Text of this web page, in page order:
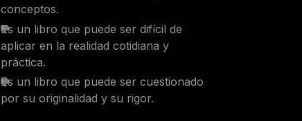
conceptos.
Es un libro que puede ser difícil de
aplicar en la realidad cotidiana y
práctica.
Es un libro que puede ser cuestionado
por su originalidad y su rigor.